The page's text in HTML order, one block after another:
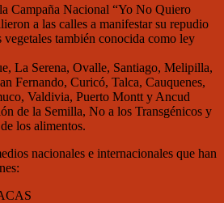
Campaña Nacional “Yo No Quiero
a las calles a manifestar su repudio
también conocida como ley
La Serena, Ovalle, Santiago, Melipilla,
Fernando, Curicó, Talca, Cauquenes,
Valdivia, Puerto Montt y Ancud
de la Semilla, No a los Transgénicos y
los alimentos.
nacionales e internacionales que han